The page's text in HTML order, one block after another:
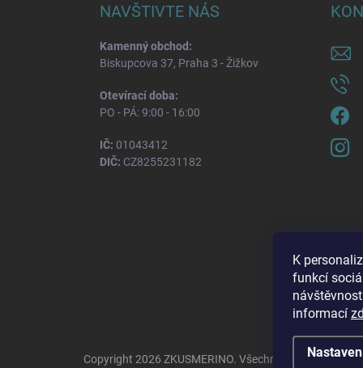
K
funkcí
informací
NAVŠTIVTE NÁS
Kamenný obchod:
Biskupcova 37, Praha 3 - Žižkov
Otevírací doba:
PO - PÁ: 9:00 - 16:00
IČ: 01043412
DIČ: CZ8255231182
Copyright 2026 ZKUSMERINO. Všechna práva